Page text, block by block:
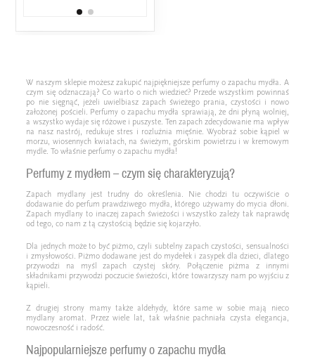
W naszym sklepie możesz zakupić najpiękniejsze perfumy o zapachu mydła. A
czym się odznaczają? Co warto o nich wiedzieć? Przede wszystkim powinnaś
po nie sięgnąć, jeżeli uwielbiasz zapach świeżego prania, czystości i nowo
założonej pościeli. Perfumy o zapachu mydła sprawiają, że dni płyną wolniej,
a wszystko wydaje się różowe i puszyste. Ten zapach zdecydowanie ma wpływ
na nasz nastrój, redukuje stres i rozluźnia mięśnie. Wyobraź sobie kąpiel w
morzu, wiosennych kwiatach, na świeżym, górskim powietrzu i w kremowym
mydle. To właśnie perfumy o zapachu mydła!
Perfumy z mydłem – czym się charakteryzują?
Zapach mydlany jest trudny do określenia. Nie chodzi tu oczywiście o
dodawanie do perfum prawdziwego mydła, którego używamy do mycia dłoni.
Zapach mydlany to inaczej zapach świeżości i wszystko zależy tak naprawdę
od tego, co nam z tą czystością będzie się kojarzyło.
Dla jednych może to być piżmo, czyli subtelny zapach czystości, sensualności
i zmysłowości. Piżmo dodawane jest do mydełek i zasypek dla dzieci, dlatego
przywodzi na myśl zapach czystej skóry. Połączenie piżma z innymi
składnikami przywodzi poczucie świeżości, które towarzyszy nam po wyjściu z
kąpieli.
Z drugiej strony mamy także aldehydy, które same w sobie mają nieco
mydlany aromat. Przez wiele lat, tak właśnie pachniała czysta elegancja,
nowoczesność i radość.
Najpopularniejsze perfumy o zapachu mydła